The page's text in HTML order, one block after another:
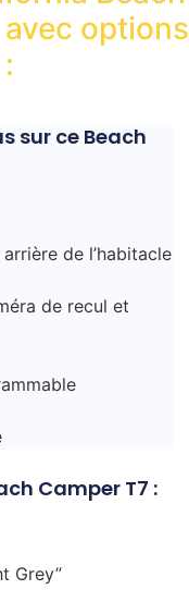
options
sur ce Beach
de l’habitacle
de recul et
Camper T7 :
Grey”